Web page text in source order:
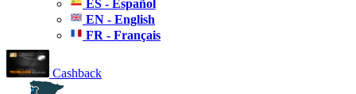
ES - Español
EN - English
FR - Français
Cashback